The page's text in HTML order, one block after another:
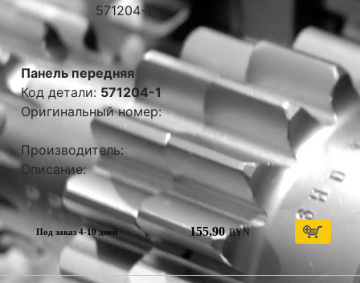
Панель передняя
Код детали: 571204-1
Оригинальный номер:
Производитель:
Описание:
Под заказ 4-10 дней 155,90 BYN